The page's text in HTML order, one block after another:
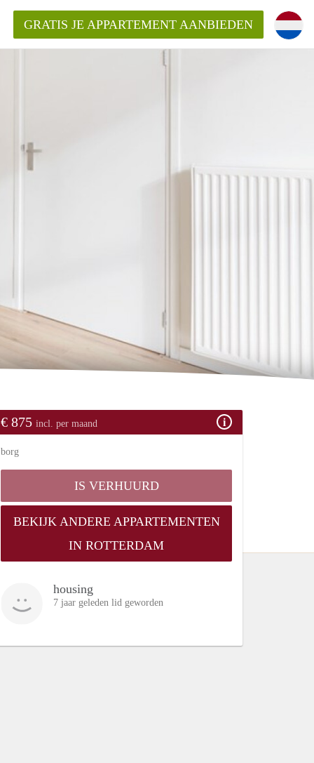
in Rotterdam?
GRATIS JE APPARTEMENT AANBIEDEN
€ 875 incl. per maand
borg
IS VERHUURD
BEKIJK ANDERE APPARTEMENTEN
IN ROTTERDAM
housing
7 jaar geleden lid geworden